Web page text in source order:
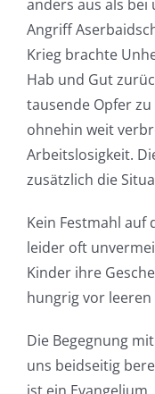
anders aus als bei
Angriff
Krieg brachte
Hab und Gut
tausende Opfer
ohnehin weit
Arbeitslosigkeit.
zusätzlich die
Kein Festmahl auf
leider oft
Kinder ihre
hungrig vor leeren
Die Begegnung
uns beidseitig